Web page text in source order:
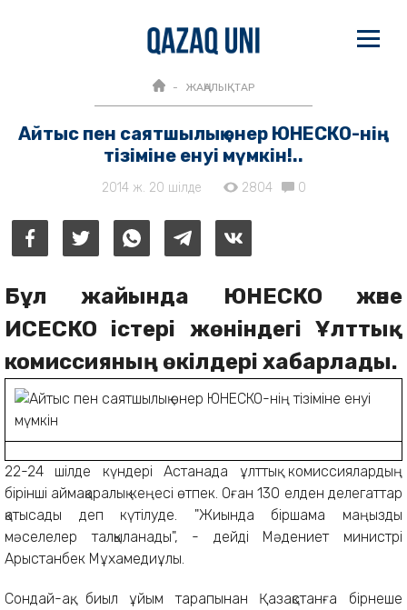
ЖАҢАЛЫҚТАР
Айтыс пен саятшылық өнер ЮНЕСКО-нің
тізіміне енуі мүмкін!..
2014 ж. 20 шілде 2804 0
Бұл жайында ЮНЕСКО және
ИСЕСКО істері жөніндегі Ұлттық
комиссияның өкілдері хабарлады.
22-24 шілде күндері Астанада ұлттық комиссиялардың
бірінші аймақаралық кеңесі өтпек. Оған 130 елден делегаттар
қатысады деп күтілуде. "Жиында біршама маңызды
мәселелер талқыланады", - дейді Мәдениет министрі
Арыстанбек Мұхамедиұлы.
Сондай-ақ, биыл ұйым тарапынан Қазақстанға бірнеше